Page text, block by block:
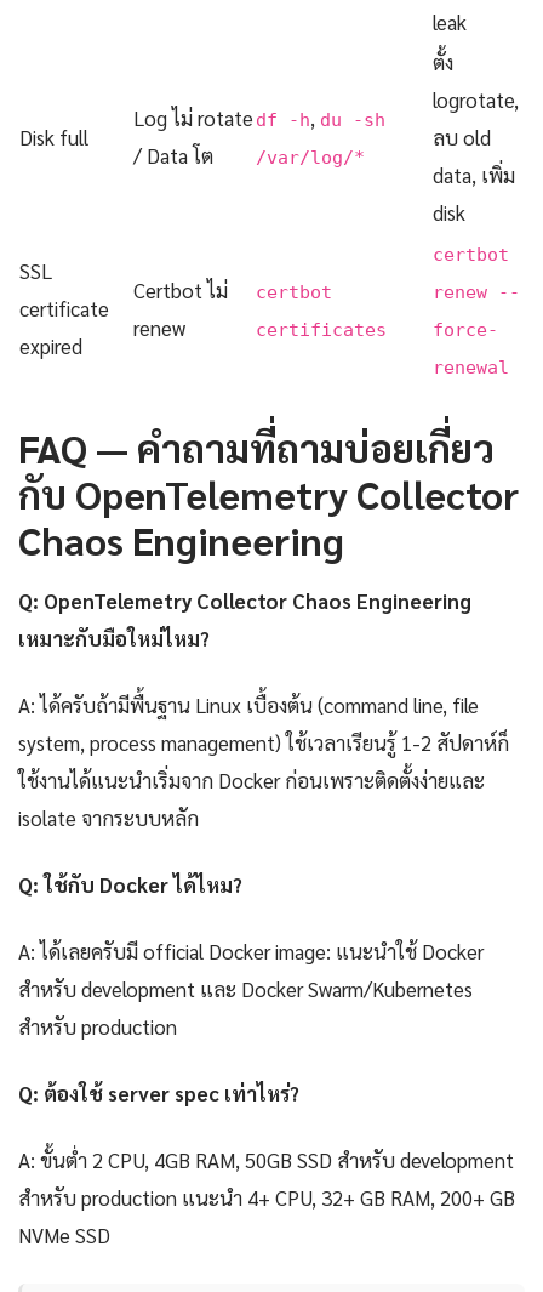
leak
Disk full
Log ไม่ rotate
/ Data โต
df -h, du -sh
/var/log/*
ตั้ง
logrotate,
ลบ old
data, เพิ่ม
disk
SSL
certificate
expired
Certbot ไม่
renew
certbot
certificates
certbot
renew --
force-
renewal
FAQ — คำถามที่ถามบ่อยเกี่ยว
กับ OpenTelemetry Collector
Chaos Engineering
Q: OpenTelemetry Collector Chaos Engineering
เหมาะกับมือใหม่ไหม?
A: ได้ครับถ้ามีพื้นฐาน Linux เบื้องต้น (command line, file
system, process management) ใช้เวลาเรียนรู้ 1-2 สัปดาห์ก็
ใช้งานได้แนะนำเริ่มจาก Docker ก่อนเพราะติดตั้งง่ายและ
isolate จากระบบหลัก
Q: ใช้กับ Docker ได้ไหม?
A: ได้เลยครับมี official Docker image: แนะนำใช้ Docker
สำหรับ development และ Docker Swarm/Kubernetes
สำหรับ production
Q: ต้องใช้ server spec เท่าไหร่?
A: ขั้นต่ำ 2 CPU, 4GB RAM, 50GB SSD สำหรับ development
สำหรับ production แนะนำ 4+ CPU, 32+ GB RAM, 200+ GB
NVMe SSD